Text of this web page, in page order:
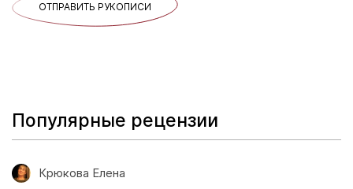
ОТПРАВИТЬ РУКОПИСИ
Популярные рецензии
Крюкова Елена